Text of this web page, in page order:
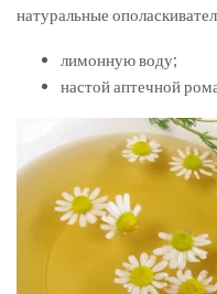
натуральные
лимонную воду;
настой аптечной